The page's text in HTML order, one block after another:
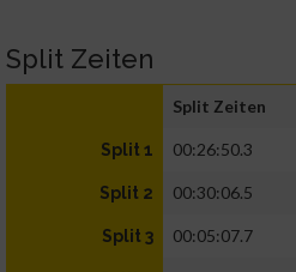
Split Zeiten
Split Zeiten
Split 1 00:26:50.3
Split 2 00:30:06.5
Split 3 00:05:07.7